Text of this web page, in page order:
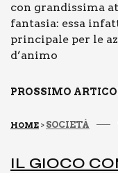
con grandissima
fantasia: essa
principale per le
d’animo
PROSSIMO
HOME > SOCIETÀ
IL GIO­CO